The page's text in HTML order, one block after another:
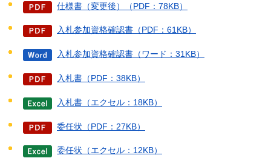
仕様書（変更後）（PDF：78KB）
入札参加資格確認書（PDF：61KB）
入札参加資格確認書（ワード：31KB）
入札書（PDF：38KB）
入札書（エクセル：18KB）
委任状（PDF：27KB）
委任状（エクセル：12KB）